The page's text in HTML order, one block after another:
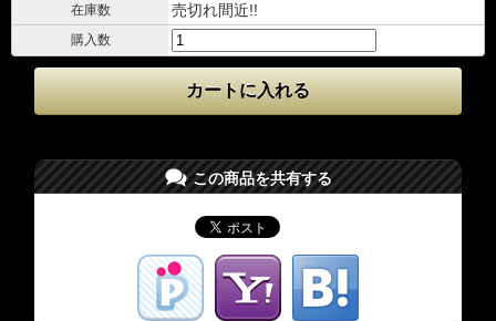
在庫数 売切れ間近!!
購入数
この商品を共有する